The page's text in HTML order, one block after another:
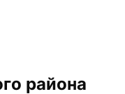
района